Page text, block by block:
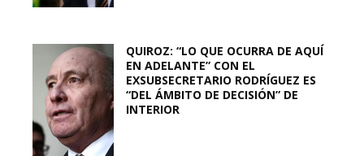
QUIROZ: “LO QUE OCURRA DE AQUÍ
EN ADELANTE” CON EL
EXSUBSECRETARIO RODRÍGUEZ ES
“DEL ÁMBITO DE DECISIÓN” DE
INTERIOR